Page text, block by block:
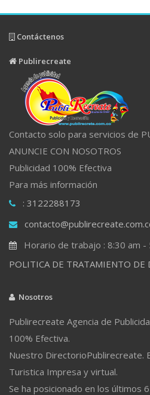
Contáctenos
Publirecreate
Contacto solo para servicios de
ANUNCIE CON NOSOTROS
Publicidad 100% Efectiva
Para más información
: 3122288173
Horario de trabajo : 8:30 am -
POLITICA DE TRATAMIENTO DE
Nosotros
Publirecreate Agencia de
100% Efectiva.
Nuestro DirectorioPublirecreate.
Turistica Impresa y virtual.
Se ha posicionado en los últimos